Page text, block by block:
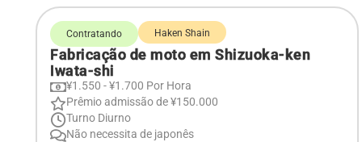
Contratando Haken Shain
Fabricação de moto em Shizuoka-ken
Iwata-shi
¥1.550 - ¥1.700 Por Hora
Prêmio admissão de ¥150.000
Turno Diurno
Não necessita de japonês